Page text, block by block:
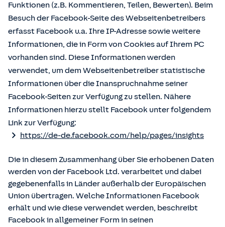
Funktionen (z.B. Kommentieren, Teilen, Bewerten). Beim
Besuch der Facebook-Seite des Webseitenbetreibers
erfasst Facebook u.a. Ihre IP-Adresse sowie weitere
Informationen, die in Form von Cookies auf Ihrem PC
vorhanden sind. Diese Informationen werden
verwendet, um dem Webseitenbetreiber statistische
Informationen über die Inanspruchnahme seiner
Facebook-Seiten zur Verfügung zu stellen. Nähere
Informationen hierzu stellt Facebook unter folgendem
Link zur Verfügung:
https://de-de.facebook.com/help/pages/insights
Die in diesem Zusammenhang über Sie erhobenen Daten
werden von der Facebook Ltd. verarbeitet und dabei
gegebenenfalls in Länder außerhalb der Europäischen
Union übertragen. Welche Informationen Facebook
erhält und wie diese verwendet werden, beschreibt
Facebook in allgemeiner Form in seinen